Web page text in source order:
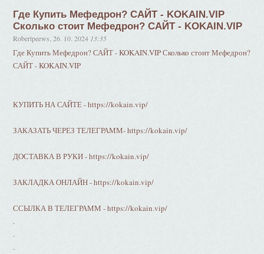
Где Купить Мефедрон? САЙТ - KOKAIN.VIP
Сколько стоит Мефедрон? САЙТ - KOKAIN.VIP
Robertpeews ,26. 10. 2024 13:35
Где Купить Мефедрон? САЙТ - KOKAIN.VIP Сколько стоит Мефедрон?
САЙТ - KOKAIN.VIP
КУПИТЬ НА САЙТЕ - https://kokain.vip/
ЗАКАЗАТЬ ЧЕРЕЗ ТЕЛЕГРАММ- https://kokain.vip/
ДОСТАВКА В РУКИ - https://kokain.vip/
ЗАКЛАДКА ОНЛАЙН - https://kokain.vip/
ССЫЛКА В ТЕЛЕГРАММ - https://kokain.vip/
.
.
.